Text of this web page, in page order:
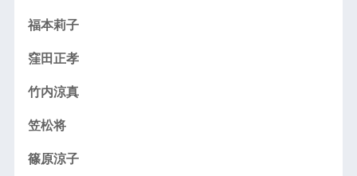
福本莉子
窪田正孝
竹内涼真
笠松将
篠原涼子